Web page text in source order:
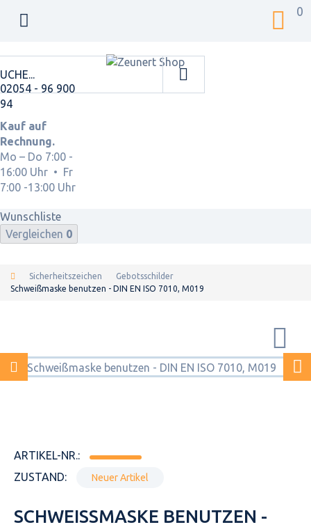
0
02054 - 96 900
94
Kauf auf
Rechnung.
Mo – Do 7:00 -
16:00 Uhr • Fr
7:00 -13:00 Uhr
Wunschliste
Vergleichen 0
Sicherheitszeichen
Gebotsschilder
Schweißmaske benutzen - DIN EN ISO 7010, M019
ARTIKEL-NR.:
ZUSTAND:
Neuer Artikel
SCHWEISSMASKE BENUTZEN - D